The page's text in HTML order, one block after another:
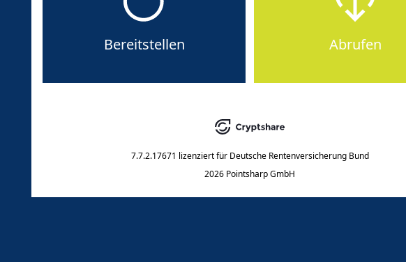
Bereitstellen Abrufen
7.7.2.17671 lizenziert für Deutsche Rentenversicherung Bund
2026 Pointsharp GmbH